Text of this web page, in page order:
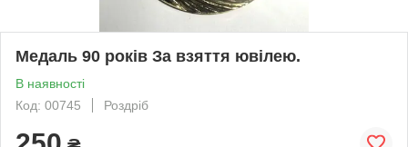
Медаль 90 років За взяття ювілею.
В наявності
Код: 00745
Роздріб